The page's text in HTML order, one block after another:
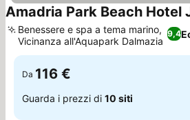
Amadria Park Beach Hotel
9,4
Benessere e spa a tema marino,
Vicinanza all'Aquapark Dalmazia
Da 116 €
Guarda i prezzi di 10 siti